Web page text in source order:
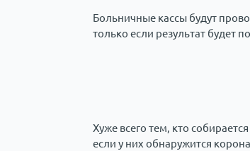
Больничные кассы будут
только если результат будет
Хуже всего тем, кто
если у них обнаружится